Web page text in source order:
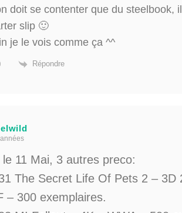
doit se contenter que du steelbook,
slip 🙂
je le vois comme ça ^^
Répondre
11 Mai, 3 autres preco:
The Secret Life Of Pets 2 – 3D
– 300 exemplaires.